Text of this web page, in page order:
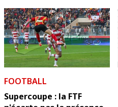
FOOTBALL
Supercoupe : la FTF